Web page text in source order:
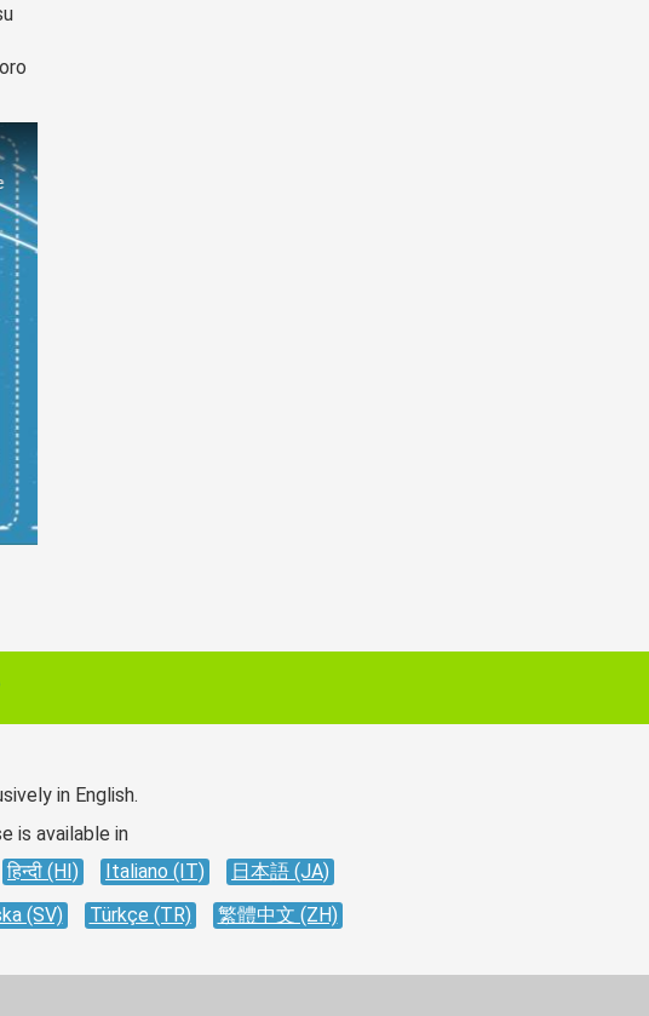
in English.
is available in
हिन्दी (HI) Italiano (IT)
日本語 (JA)
(SV) Türkçe (TR) 繁體中文 (ZH)